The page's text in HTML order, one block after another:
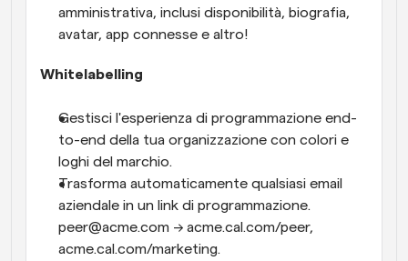
amministrativa, inclusi disponibilità, biografia,
avatar, app connesse e altro!
Whitelabelling
Gestisci l'esperienza di programmazione end-
to-end della tua organizzazione con colori e
loghi del marchio.
Trasforma automaticamente qualsiasi email
aziendale in un link di programmazione.
peer@acme.com → acme.cal.com/peer,
acme.cal.com/marketing.